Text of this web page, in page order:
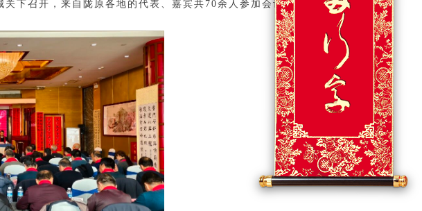
下召开，来自陇原各地的代表、嘉宾共70余人参加会议。